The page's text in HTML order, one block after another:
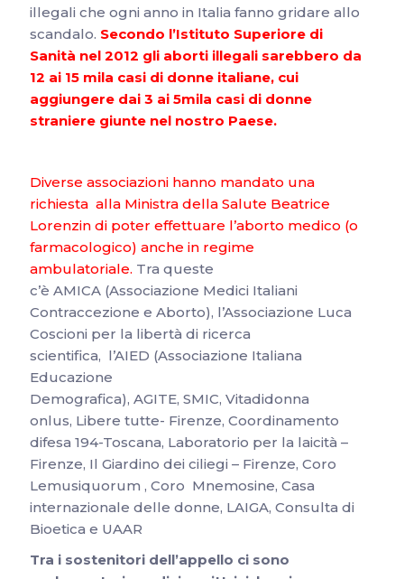
illegali che ogni anno in Italia fanno gridare allo
scandalo. Secondo l’Istituto Superiore di
Sanità nel 2012 gli aborti illegali sarebbero da
12 ai 15 mila casi di donne italiane, cui
aggiungere dai 3 ai 5mila casi di donne
straniere giunte nel nostro Paese.
Diverse associazioni hanno mandato una
richiesta alla Ministra della Salute Beatrice
Lorenzin di poter effettuare l’aborto medico (o
farmacologico) anche in regime
ambulatoriale. Tra queste
c’è AMICA (Associazione Medici Italiani
Contraccezione e Aborto), l’Associazione Luca
Coscioni per la libertà di ricerca
scientifica, l’AIED (Associazione Italiana
Educazione
Demografica), AGITE, SMIC, Vitadidonna
onlus, Libere tutte- Firenze, Coordinamento
difesa 194-Toscana, Laboratorio per la laicità –
Firenze, Il Giardino dei ciliegi – Firenze, Coro
Lemusiquorum , Coro Mnemosine, Casa
internazionale delle donne, LAIGA, Consulta di
Bioetica e UAAR
Tra i sostenitori dell’appello ci sono